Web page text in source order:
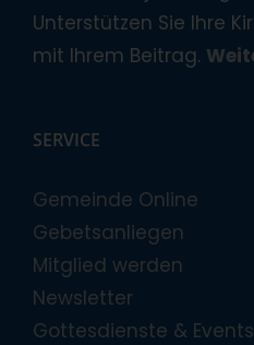
Unterstützen Sie Ihre
mit Ihrem Beitrag.
SERVICE
Gemeinde Online
Gebetsanliegen
Mitglied werden
Newsletter
Gottesdienste & Events